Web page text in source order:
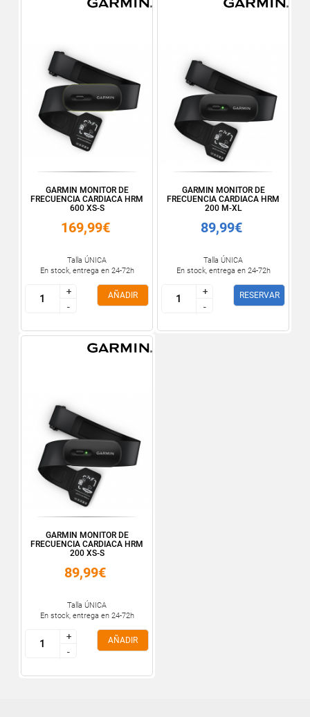
GARMIN MONITOR DE
FRECUENCIA CARDIACA HRM
600 XS-S
169,99€
Talla ÚNICA
En stock, entrega en 24-72h
+
-
+
-
AÑADIR
GARMIN MONITOR DE
FRECUENCIA CARDIACA HRM
200 M-XL
89,99€
Talla ÚNICA
En stock, entrega en 24-72h
+
-
+
-
RESERVAR
GARMIN MONITOR DE
FRECUENCIA CARDIACA HRM
200 XS-S
89,99€
Talla ÚNICA
En stock, entrega en 24-72h
+
-
+
-
AÑADIR